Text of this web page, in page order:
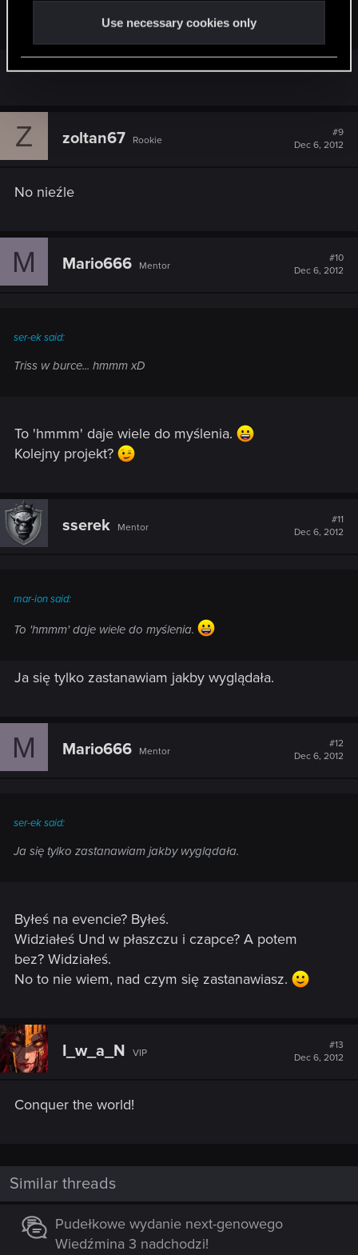
Use necessary cookies only
developerów z zachodu w imię Allaha
/>
Triss w burce... hmmm xD
Z zoltan67 Rookie
#9
Dec 6, 2012
No nieźle
M Mario666 Mentor
#10
Dec 6, 2012
ser-ek said:
Triss w burce... hmmm xD
To 'hmmm' daje wiele do myślenia.
Kolejny projekt?
sserek Mentor
#11
Dec 6, 2012
mar-ion said:
To 'hmmm' daje wiele do myślenia.
Ja się tylko zastanawiam jakby wyglądała.
M Mario666 Mentor
#12
Dec 6, 2012
ser-ek said:
Ja się tylko zastanawiam jakby wyglądała.
Byłeś na evencie? Byłeś.
Widziałeś Und w płaszczu i czapce? A potem
bez? Widziałeś.
No to nie wiem, nad czym się zastanawiasz.
I_w_a_N VIP
#13
Dec 6, 2012
Conquer the world!
Similar threads
Pudełkowe wydanie next-genowego
Wiedźmina 3 nadchodzi!